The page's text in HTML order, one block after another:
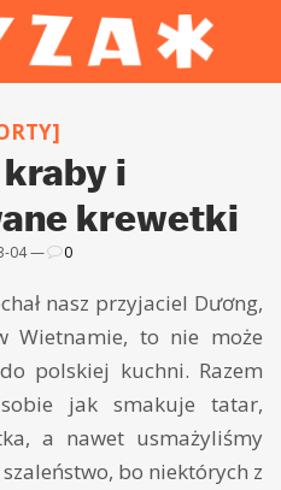
i
krewetki
04 — 0
nasz przyjaciel Dương,
Wietnamie, to nie może
polskiej kuchni. Razem
jak smakuje tatar,
a nawet usmażyliśmy
bo niektórych z